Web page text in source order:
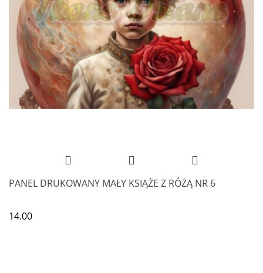
PANEL DRUKOWANY MAŁY KSIĄŻE Z RÓŻĄ NR 6
14.00